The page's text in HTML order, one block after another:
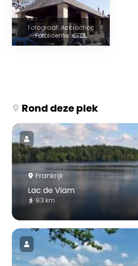
Fotograaf: Accrochoc
Fotolicentie: GFDL
Rond deze plek
Frankrijk
Lac de Viam
9.3 km